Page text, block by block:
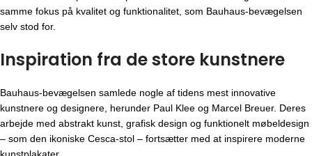
samme fokus på kvalitet og funktionalitet, som Bauhaus-bevægelsen
selv stod for.
Inspiration fra de store kunstnere
Bauhaus-bevægelsen samlede nogle af tidens mest innovative
kunstnere og designere, herunder Paul Klee og Marcel Breuer. Deres
arbejde med abstrakt kunst, grafisk design og funktionelt møbeldesign
– som den ikoniske Cesca-stol – fortsætter med at inspirere moderne